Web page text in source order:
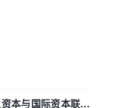
本与国际资本联手